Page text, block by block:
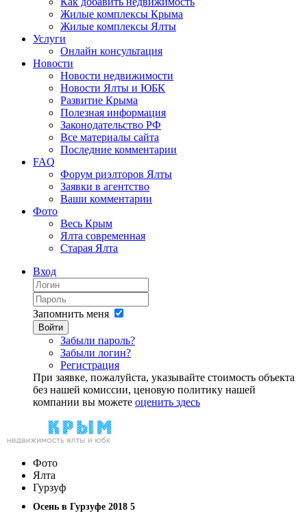
Жилые комплексы Крыма
Жилые комплексы Ялты
Услуги
Онлайн консультация
Новости
Новости недвижимости
Новости Ялты и ЮБК
Развитие Крыма
Полезная информация
Законодательство РФ
Все материалы сайта
Последние комментарии
FAQ
Форум риэлторов Ялты
Заявки в агентство
Ваши комментарии
Фото
Весь Крым
Ялта современная
Старая Ялта
Вход
Запомнить меня
Войти
Забыли пароль?
Забыли логин?
Регистрация
При заявке, пожалуйста, указывайте стоимость объекта
без нашей комиссии, ценовую политику нашей
компании вы можете оценить здесь
Фото
Ялта
Гурзуф
Осень в Гурзуфе 2018 5